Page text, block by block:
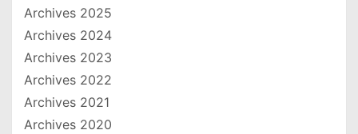
Archives 2025
Archives 2024
Archives 2023
Archives 2022
Archives 2021
Archives 2020